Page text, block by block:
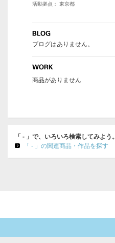
活動拠点： 東京都
ブログはありません。
商品がありません
「 - 」で、いろいろ検索してみよう。
「 - 」の関連商品・作品を探す